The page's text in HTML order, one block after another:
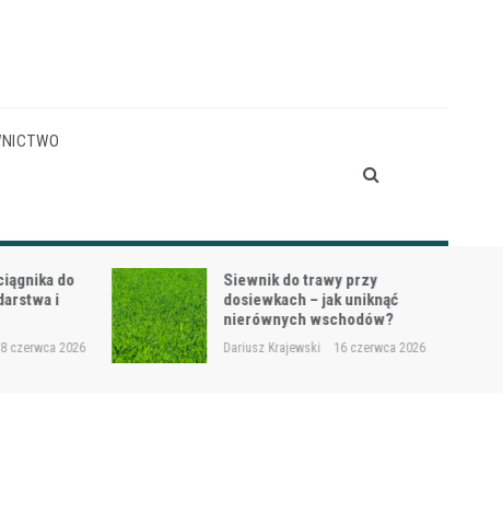
do
i
czerwca 2026
Siewnik do trawy przy
dosiewkach – jak uniknąć
nierównych wschodów?
Dariusz Krajewski 16 czerwca 2026